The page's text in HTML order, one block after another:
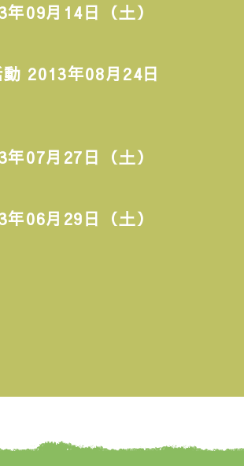
09月14日（土）
2013年08月24日
07月27日（土）
06月29日（土）